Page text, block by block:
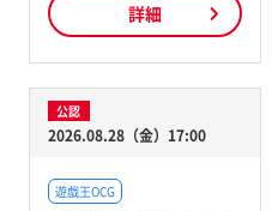
詳細
公認
2026.08.28（金）17:00
遊戯王OCG